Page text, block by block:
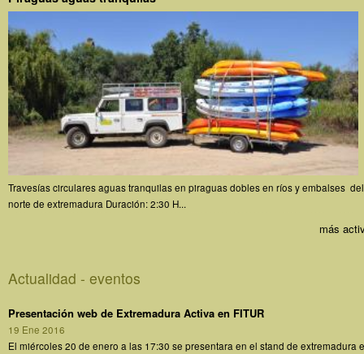
Travesías circulares aguas tranquilas en piraguas dobles en ríos y embalses del
norte de extremadura Duración: 2:30 H...
más
Actualidad - eventos
Presentación web de Extremadura Activa en FITUR
19 Ene 2016
El miércoles 20 de enero a las 17:30 se presentara en el stand de extremadura